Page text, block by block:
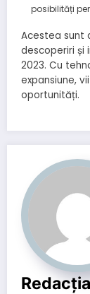
posibilități
Acestea sunt
descoperiri și
2023. Cu
expansiune,
oportunități.
Redacția